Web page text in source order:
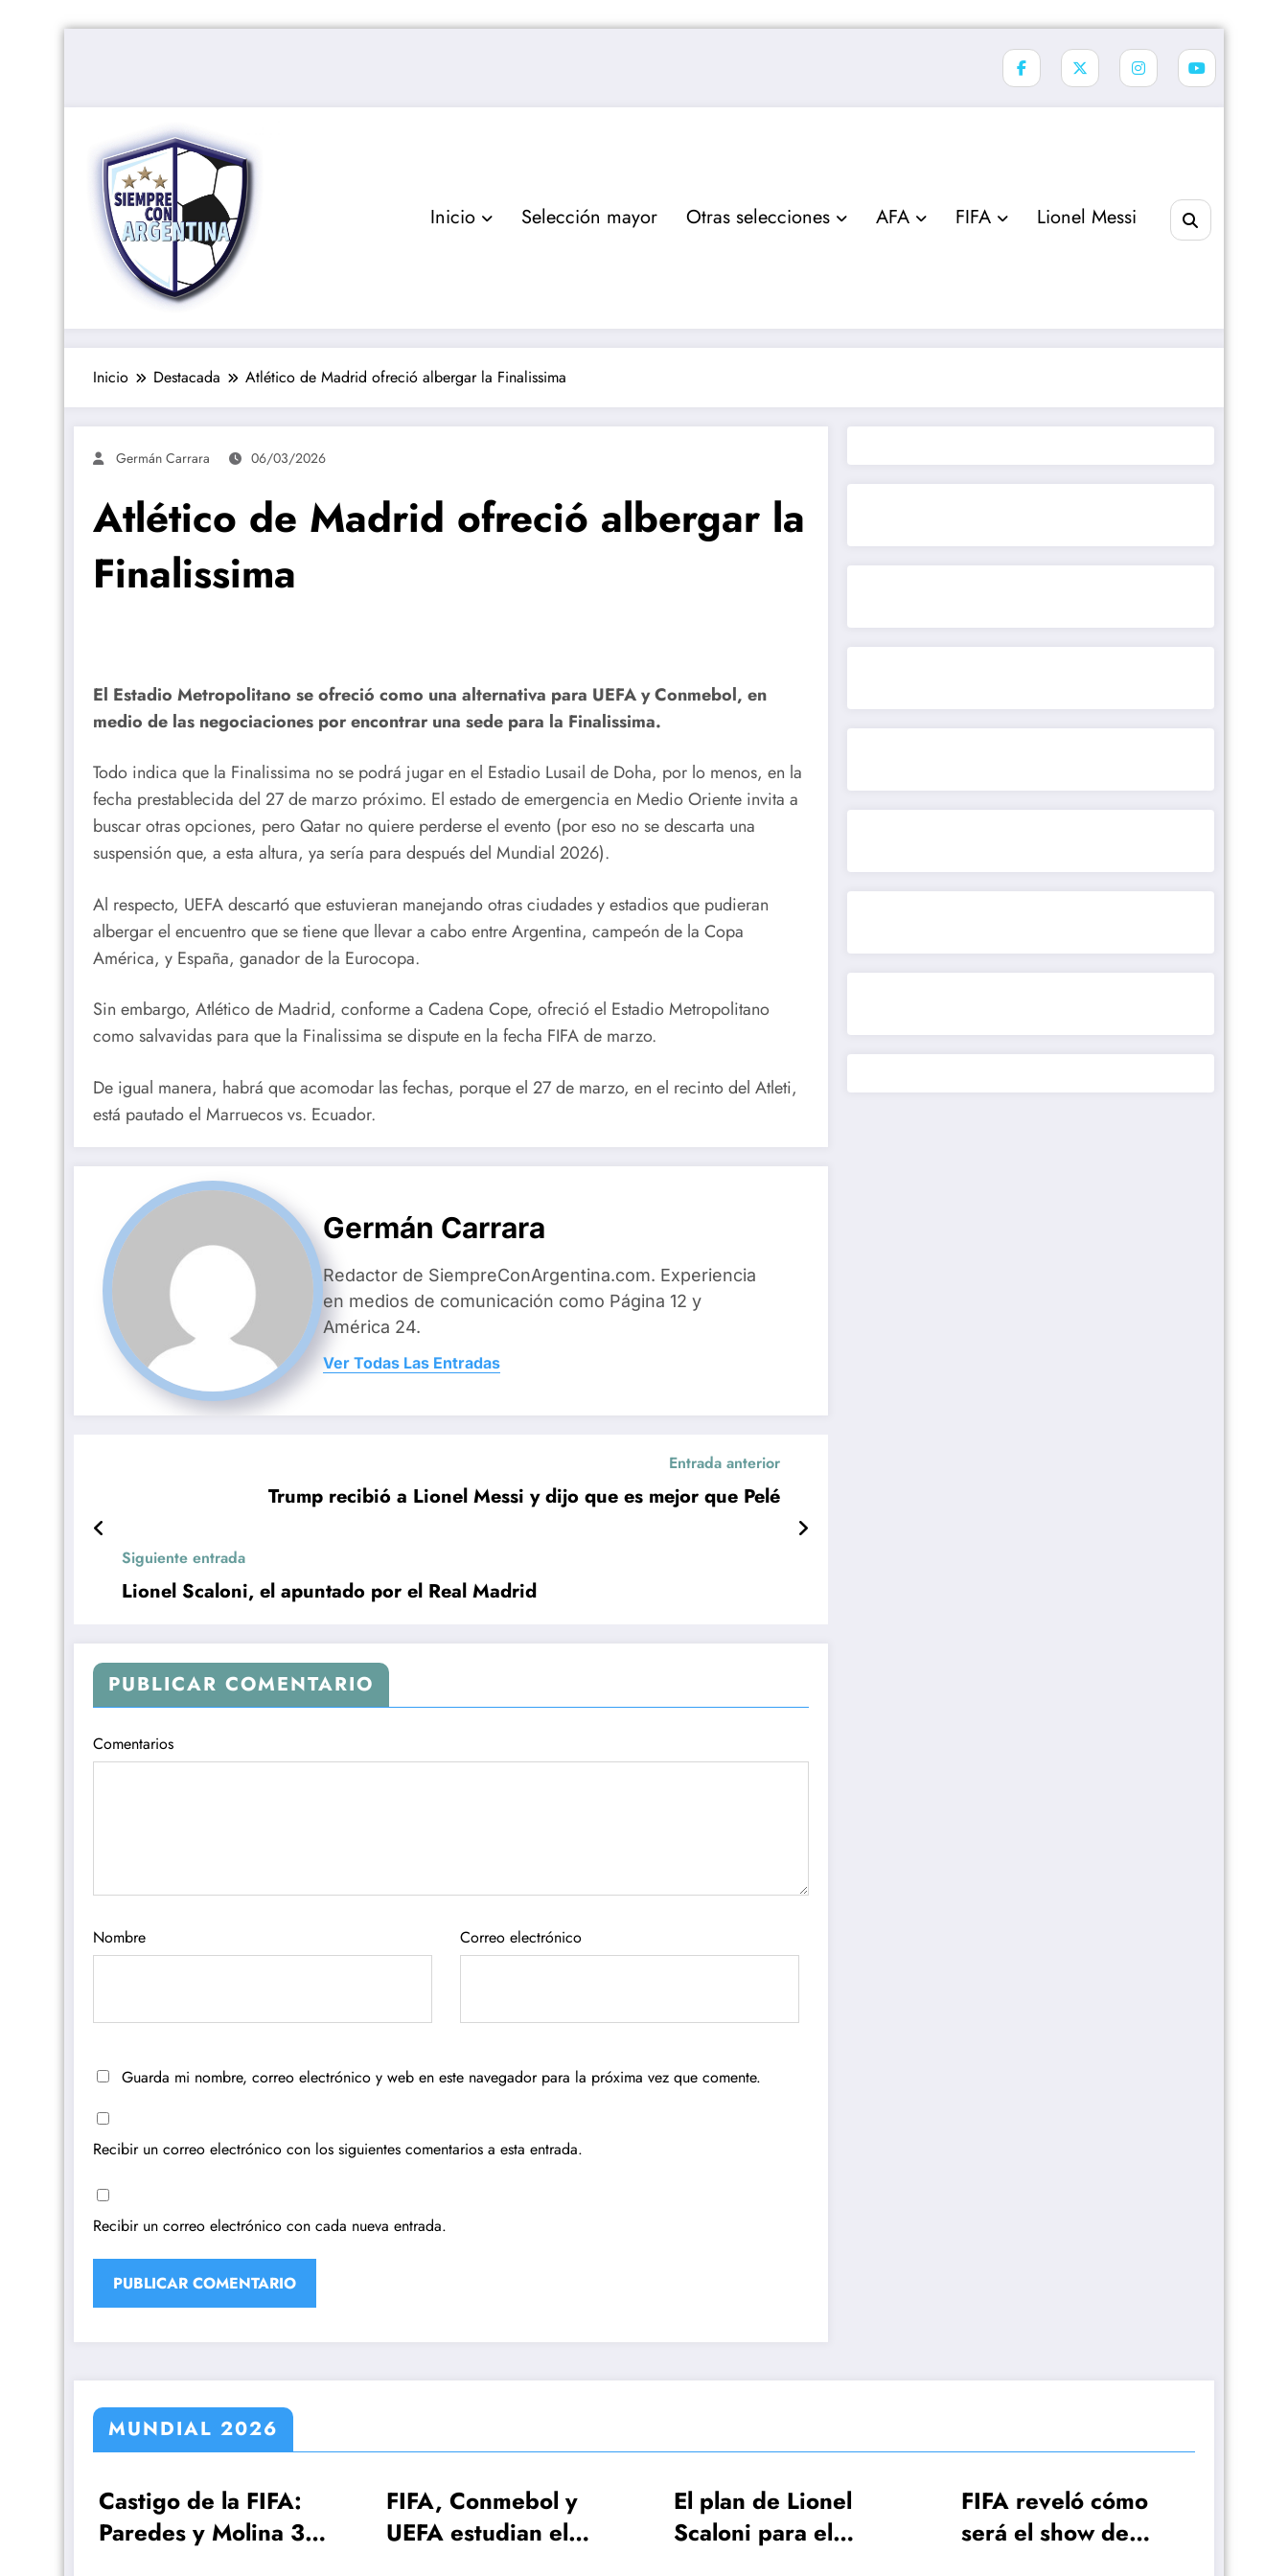
Inicio Selección mayor Otras selecciones AFA FIFA Lionel Messi
Inicio Destacada Atlético de Madrid ofreció albergar la Finalissima
Germán Carrara 06/03/2026
Atlético de Madrid ofreció albergar la
Finalissima
El Estadio Metropolitano se ofreció como una alternativa para UEFA y Conmebol, en
medio de las negociaciones por encontrar una sede para la Finalissima.
Todo indica que la Finalissima no se podrá jugar en el Estadio Lusail de Doha, por lo menos, en la
fecha prestablecida del 27 de marzo próximo. El estado de emergencia en Medio Oriente invita a
buscar otras opciones, pero Qatar no quiere perderse el evento (por eso no se descarta una
suspensión que, a esta altura, ya sería para después del Mundial 2026).
Al respecto, UEFA descartó que estuvieran manejando otras ciudades y estadios que pudieran
albergar el encuentro que se tiene que llevar a cabo entre Argentina, campeón de la Copa
América, y España, ganador de la Eurocopa.
Sin embargo, Atlético de Madrid, conforme a Cadena Cope, ofreció el Estadio Metropolitano
como salvavidas para que la Finalissima se dispute en la fecha FIFA de marzo.
De igual manera, habrá que acomodar las fechas, porque el 27 de marzo, en el recinto del Atleti,
está pautado el Marruecos vs. Ecuador.
Germán Carrara
Redactor de SiempreConArgentina.com. Experiencia
en medios de comunicación como Página 12 y
América 24.
Ver Todas Las Entradas
Entrada anterior
Trump recibió a Lionel Messi y dijo que es mejor que Pelé
Siguiente entrada
Lionel Scaloni, el apuntado por el Real Madrid
PUBLICAR COMENTARIO
Comentarios
Nombre Correo electrónico
Guarda mi nombre, correo electrónico y web en este navegador para la próxima vez que comente.
Recibir un correo electrónico con los siguientes comentarios a esta entrada.
Recibir un correo electrónico con cada nueva entrada.
MUNDIAL 2026
de la FIFA:
y Molina 3
FIFA, Conmebol y
UEFA estudian el
El plan de Lionel
Scaloni para el
FIFA reveló cómo
será el show de